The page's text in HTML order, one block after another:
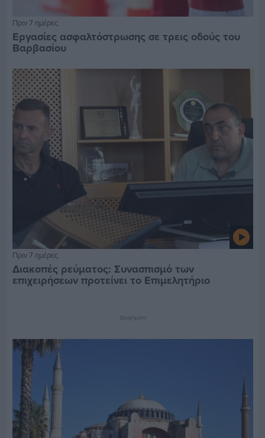
Πριν 7 ημέρες
Εργασίες ασφαλτόστρωσης σε τρεις οδούς του
Βαρβασίου
Πριν 7 ημέρες
Διακοπές ρεύματος: Συνασπισμό των
επιχειρήσεων προτείνει το Επιμελητήριο
Διαφήμιση